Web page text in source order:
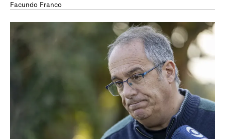
Facundo Franco